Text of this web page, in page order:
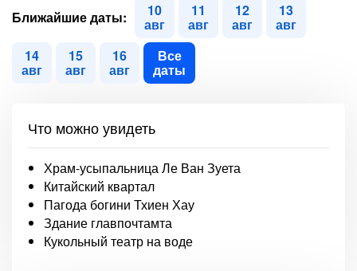
Ближайшие даты: 10
авг
11
авг
12
авг
13
авг
14
авг
15
авг
16
авг
Все
даты
Что можно увидеть
Храм-усыпальница Ле Ван Зуета
Китайский квартал
Пагода богини Тхиен Хау
Здание главпочтамта
Кукольный театр на воде